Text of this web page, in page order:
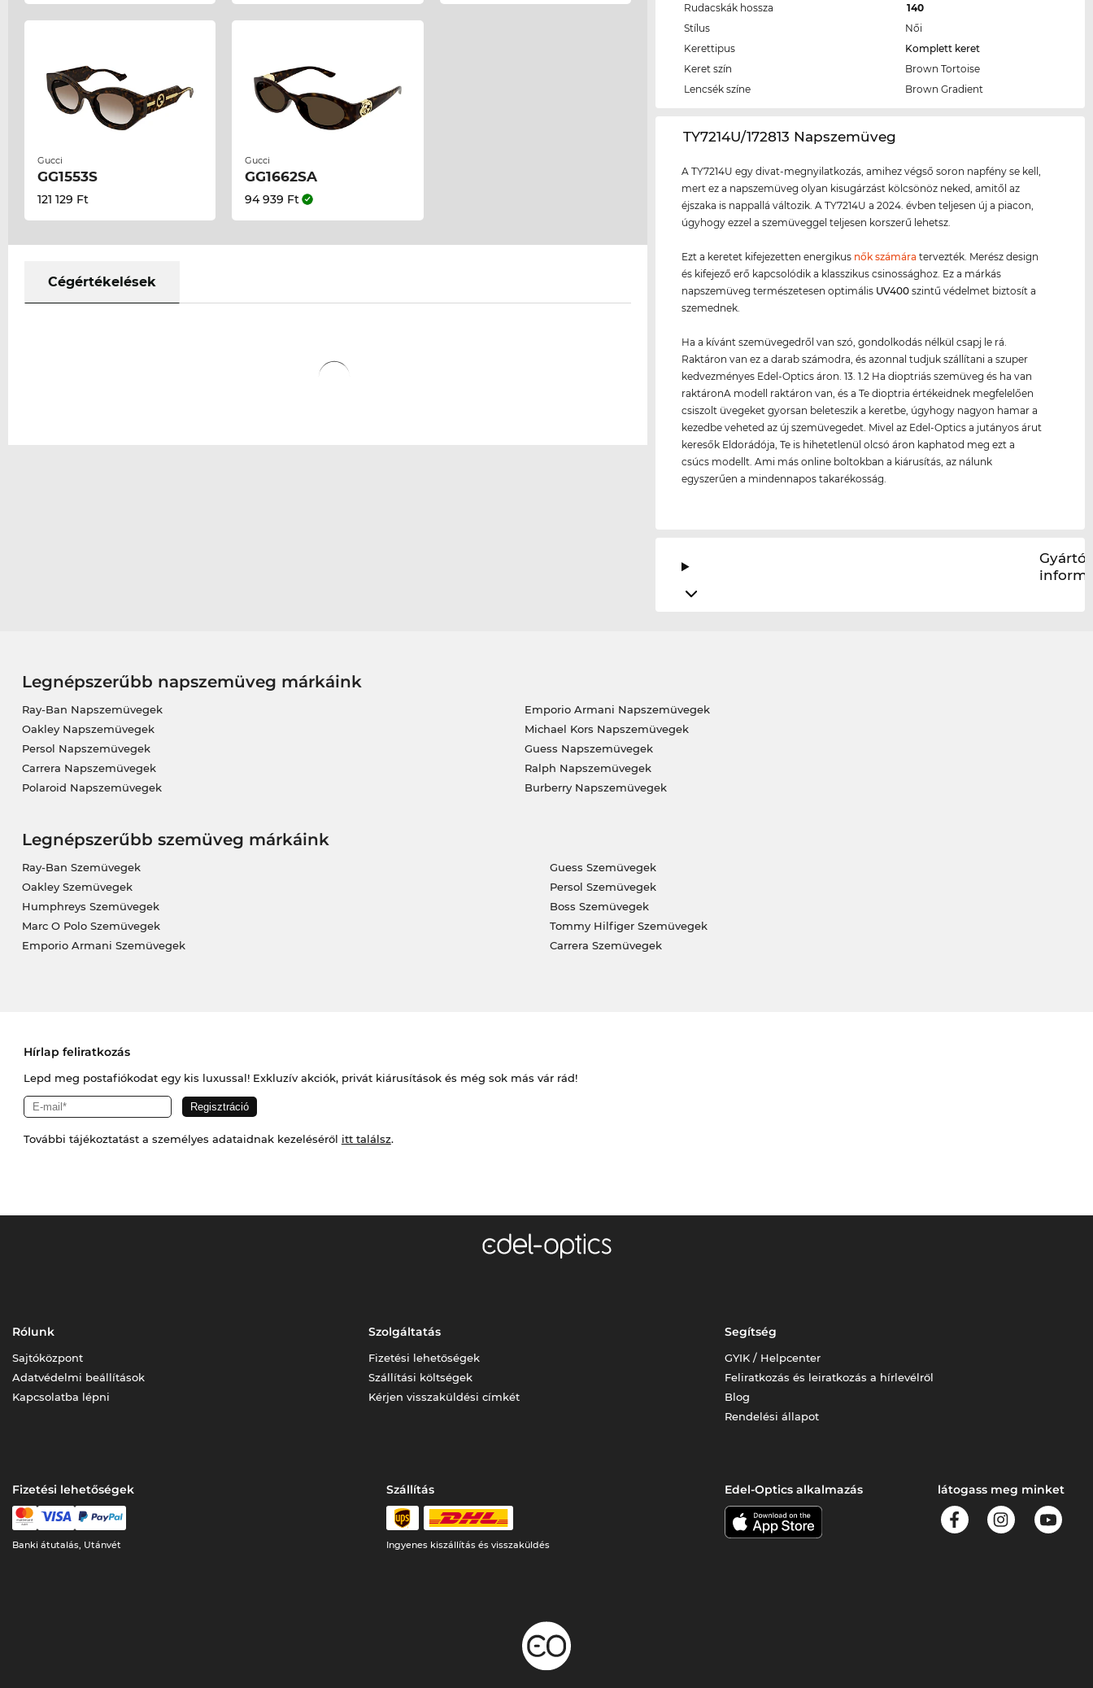
Gucci
GG1553S
121 129 Ft
Gucci
GG1662SA
94 939 Ft
Cégértékelések
Rudacskák hossza
140
Stílus
Női
Kerettipus
Komplett keret
Keret szín
Brown Tortoise
Lencsék színe
Brown Gradient
‌TY7214U/172813 Napszemüveg
A TY7214U egy divat-megnyilatkozás, amihez végső soron napfény se kell,
mert ez a napszemüveg olyan kisugárzást kölcsönöz neked, amitől az
éjszaka is nappallá változik. A TY7214U a 2024. évben teljesen új a piacon,
úgyhogy ezzel a szemüveggel teljesen korszerű lehetsz.
Ezt a keretet kifejezetten energikus nők számára tervezték. Merész design
és kifejező erő kapcsolódik a klasszikus csinossághoz. Ez a márkás
napszemüveg természetesen optimális UV400 szintű védelmet biztosít a
szemednek.
Ha a kívánt szemüvegedről van szó, gondolkodás nélkül csapj le rá.
Raktáron van ez a darab számodra, és azonnal tudjuk szállítani a szuper
kedvezményes Edel-Optics áron. 13. 1.2 Ha dioptriás szemüveg és ha van
raktáronA modell raktáron van, és a Te dioptria értékeidnek megfelelően
csiszolt üvegeket gyorsan beleteszik a keretbe, úgyhogy nagyon hamar a
kezedbe veheted az új szemüvegedet. Mivel az Edel-Optics a jutányos árut
keresők Eldorádója, Te is hihetetlenül olcsó áron kaphatod meg ezt a
csúcs modellt. Ami más online boltokban a kiárusítás, az nálunk
egyszerűen a mindennapos takarékosság.
Gyártói
Legnépszerűbb napszemüveg márkáink
Ray-Ban Napszemüvegek
Oakley Napszemüvegek
Persol Napszemüvegek
Carrera Napszemüvegek
Polaroid Napszemüvegek
Emporio Armani Napszemüvegek
Michael Kors Napszemüvegek
Guess Napszemüvegek
Ralph Napszemüvegek
Burberry Napszemüvegek
Legnépszerűbb szemüveg márkáink
Ray-Ban Szemüvegek
Oakley Szemüvegek
Humphreys Szemüvegek
Marc O Polo Szemüvegek
Emporio Armani Szemüvegek
Guess Szemüvegek
Persol Szemüvegek
Boss Szemüvegek
Tommy Hilfiger Szemüvegek
Carrera Szemüvegek
Hírlap feliratkozás
Lepd meg postafiókodat egy kis luxussal! Exkluzív akciók, privát kiárusítások és még sok más vár rád!
További tájékoztatást a személyes adataidnak kezeléséről itt találsz.
Rólunk
Sajtóközpont
Adatvédelmi beállítások
Kapcsolatba lépni
Szolgáltatás
Fizetési lehetőségek
Szállítási költségek
Kérjen visszaküldési címkét
Segítség
GYIK / Helpcenter
Feliratkozás és leiratkozás a hírlevélről
Blog
Rendelési állapot
Fizetési lehetőségek
Banki átutalás, Utánvét
Szállítás
Ingyenes kiszállítás és visszaküldés
Edel-Optics alkalmazás látogass meg minket